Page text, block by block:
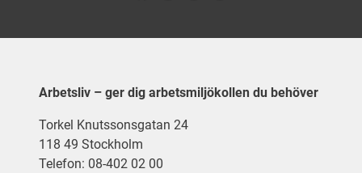
Arbetsliv – ger dig arbetsmiljökollen du behöver
Torkel Knutssonsgatan 24
118 49 Stockholm
Telefon: 08-402 02 00